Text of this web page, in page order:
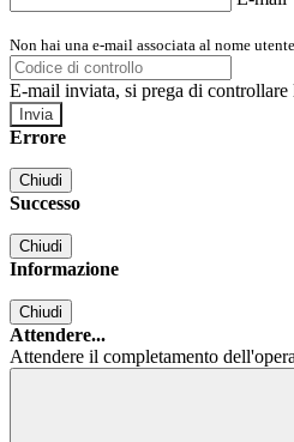
Non hai una e-mail associata al nome
E-mail inviata, si prega di controllare
Errore
Chiudi
Successo
Chiudi
Informazione
Chiudi
Attendere...
Attendere il completamento